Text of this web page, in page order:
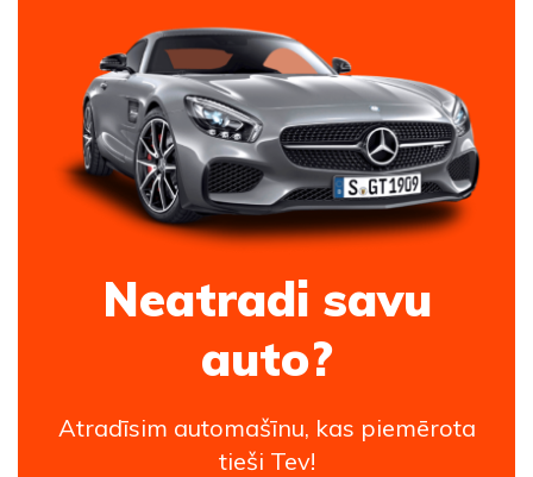
Neatradi savu
auto?
Atradīsim automašīnu, kas piemērota
tieši Tev!